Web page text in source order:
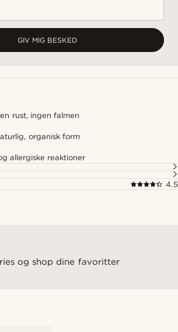
GIV MIG BESKED
rust, ingen falmen
organisk form
allergiske reaktioner
4.5
og shop dine favoritter